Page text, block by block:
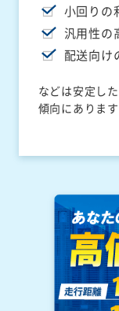
小回りの
汎用性の
配送向け
などは安定し
傾向にあります